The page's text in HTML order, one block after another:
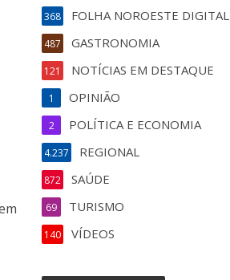
FOLHA NOROESTE DIGITAL
368
GASTRONOMIA
487
NOTÍCIAS EM DESTAQUE
121
OPINIÃO
1
POLÍTICA E ECONOMIA
2
REGIONAL
4.237
SAÚDE
872
TURISMO
69
VÍDEOS
140